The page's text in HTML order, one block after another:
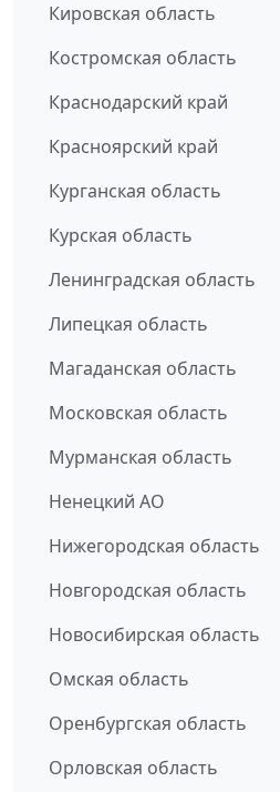
Кировская область
Костромская область
Краснодарский край
Красноярский край
Курганская область
Курская область
Ленинградская область
Липецкая область
Магаданская область
Московская область
Мурманская область
Ненецкий АО
Нижегородская область
Новгородская область
Новосибирская область
Омская область
Оренбургская область
Орловская область